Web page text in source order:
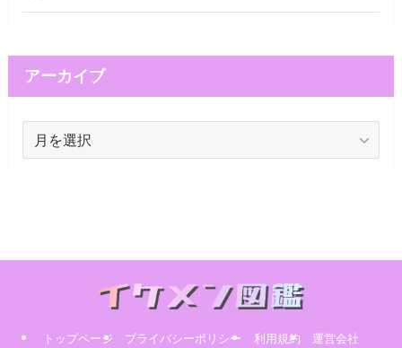
アーカイブ
トップページ プライバシーポリシー 利用規約 運営会社